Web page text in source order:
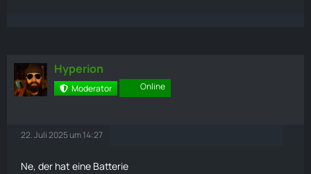
Hyperion
Moderator Online
22. Juli 2025 um 14:27
Ne, der hat eine Batterie